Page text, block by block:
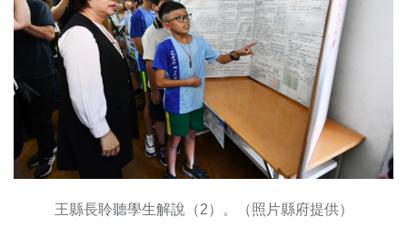
王縣長聆聽學生解說（2）。（照片縣府提供）